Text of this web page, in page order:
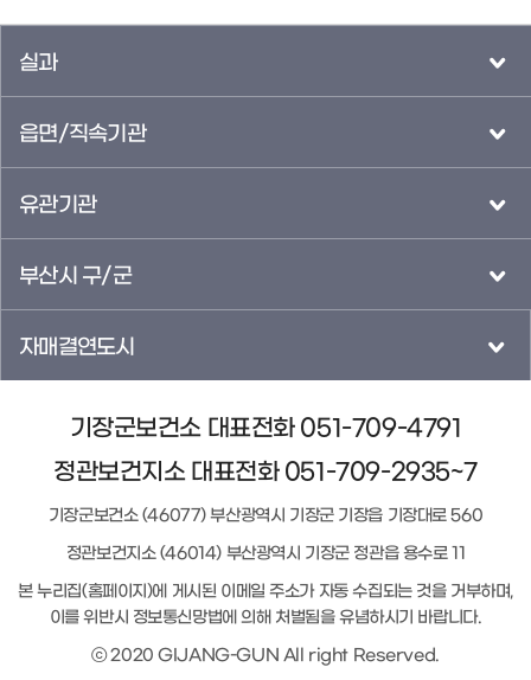
실과
읍면/직속기관
유관기관
부산시 구/군
자매결연도시
기장군보건소 대표전화 051-709-4791
정관보건지소 대표전화 051-709-2935~7
기장군보건소 (46077) 부산광역시 기장군 기장읍 기장대로 560
정관보건지소 (46014) 부산광역시 기장군 정관읍 용수로 11
본 누리집(홈페이지)에 게시된 이메일 주소가 자동 수집되는 것을 거부하며,
이를 위반시 정보통신망법에 의해 처벌됨을 유념하시기 바랍니다.
ⓒ 2020 GIJANG-GUN All right Reserved.